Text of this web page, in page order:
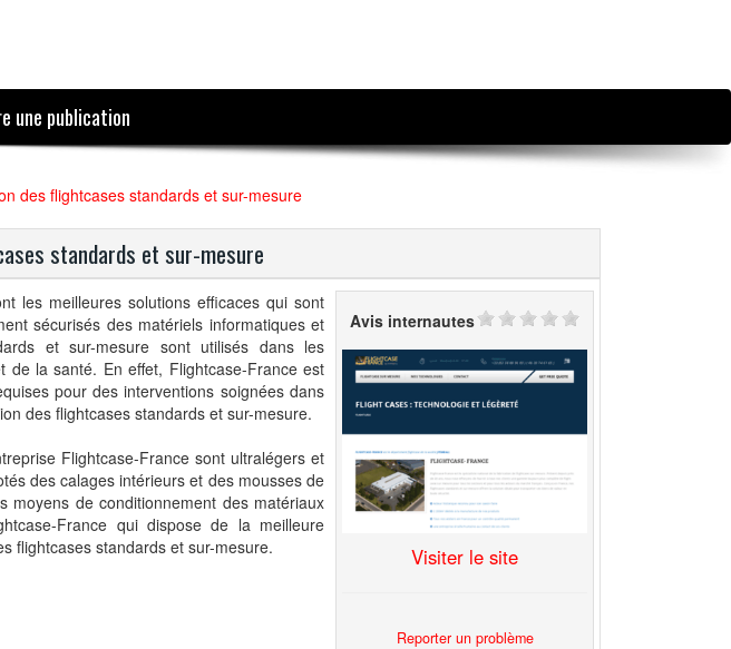
une publication
des flightcases standards et sur-mesure
standards et sur-mesure
les meilleures solutions efficaces qui sont
sécurisés des matériels informatiques et
et sur-mesure sont utilisés dans les
de la santé. En effet, Flightcase-France est
pour des interventions soignées dans
des flightcases standards et sur-mesure.
Flightcase-France sont ultralégers et
des calages intérieurs et des mousses de
moyens de conditionnement des matériaux
France qui dispose de la meilleure
flightcases standards et sur-mesure.
Avis internautes
Visiter le site
Reporter un problème